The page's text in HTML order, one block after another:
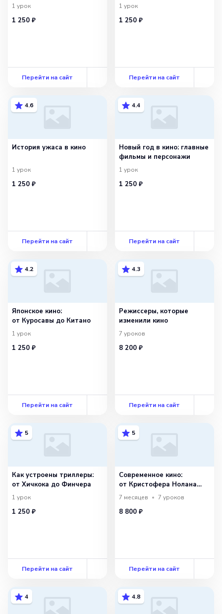
1 урок
1 250 ₽
Перейти на сайт
1 урок
1 250 ₽
Перейти на сайт
4.6
История ужаса в кино
1 урок
1 250 ₽
Перейти на сайт
4.4
Новый год в кино: главные
фильмы и персонажи
1 урок
1 250 ₽
Перейти на сайт
4.2
Японское кино:
от Куросавы до Китано
1 урок
1 250 ₽
Перейти на сайт
4.3
Режиссеры, которые
изменили кино
7 уроков
8 200 ₽
Перейти на сайт
5
Как устроены триллеры:
от Хичкока до Финчера
1 урок
1 250 ₽
Перейти на сайт
5
Современное кино:
от Кристофера Нолана
до Греты Гервиг
7 месяцев 7 уроков
8 800 ₽
Перейти на сайт
4 4.8